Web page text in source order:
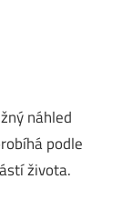
náhled
podle
života.